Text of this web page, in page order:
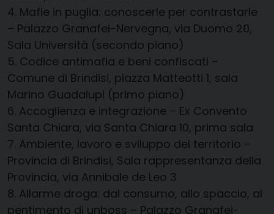
4. Mafie in puglia: conoscerle per contrastarle
– Palazzo Granafei-Nervegna, via Duomo 20,
Sala Università (secondo piano)
5. Codice antimafia e beni confiscati –
Comune di Brindisi, piazza Matteotti 1, sala
Marino Guadalupi (primo piano)
6. Accoglienza e integrazione – Ex Convento
Santa Chiara, via Santa Chiara 10, prima sala
7. Ambiente, lavoro e sviluppo del territorio –
Provincia di Brindisi, Sala rappresentanza della
Provincia, via Annibale de Leo 3
8. Allarme droga: dal consumo, allo spaccio, al
pentimento di unboss – Palazzo Granafei-